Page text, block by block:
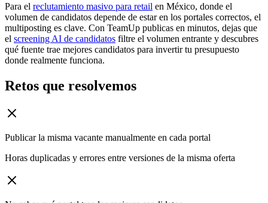
Para el reclutamiento masivo para retail en México, donde el
volumen de candidatos depende de estar en los portales correctos, el
multiposting es clave. Con TeamUp publicas en minutos, dejas que
el screening AI de candidatos filtre el volumen entrante y descubres
qué fuente trae mejores candidatos para invertir tu presupuesto
donde realmente funciona.
Retos que resolvemos
Publicar la misma vacante manualmente en cada portal
Horas duplicadas y errores entre versiones de la misma oferta